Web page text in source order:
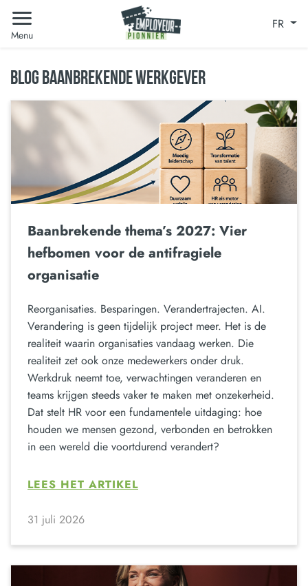
Menu
FR
BLOG BAANBREKENDE WERKGEVER
Baanbrekende thema’s 2027: Vier
hefbomen voor de antifragiele
organisatie
Reorganisaties. Besparingen. Verandertrajecten. AI.
Verandering is geen tijdelijk project meer. Het is de
realiteit waarin organisaties vandaag werken. Die
realiteit zet ook onze medewerkers onder druk.
Werkdruk neemt toe, verwachtingen veranderen en
teams krijgen steeds vaker te maken met onzekerheid.
Dat stelt HR voor een fundamentele uitdaging: hoe
houden we mensen gezond, verbonden en betrokken
in een wereld die voortdurend verandert?
LEES HET ARTIKEL
31 juli 2026